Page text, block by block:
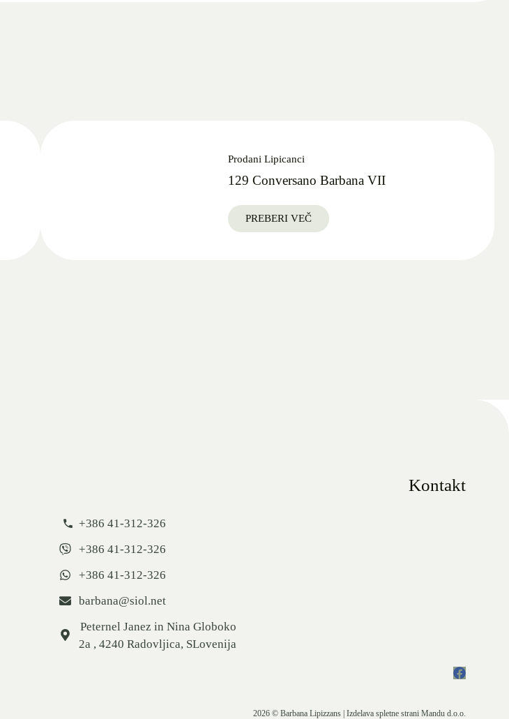
Prodani Lipicanci
129 Conversano Barbana VII
PREBERI VEČ
Kontakt
+386 41-312-326
+386 41-312-326
+386 41-312-326
barbana@siol.net
Peternel Janez in Nina Globoko
2a , 4240 Radovljica, SLovenija
2026 © Barbana Lipizzans | Izdelava spletne strani Mandu d.o.o.